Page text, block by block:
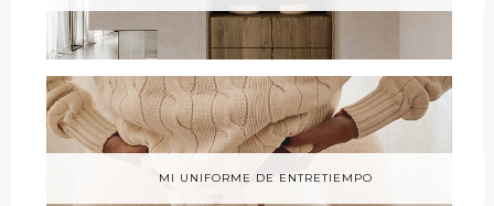
MI UNIFORME DE ENTRETIEMPO